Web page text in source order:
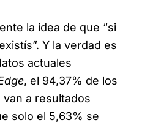
la idea de que “si
Y la verdad es
actuales
, el 94,37% de los
a resultados
solo el 5,63% se